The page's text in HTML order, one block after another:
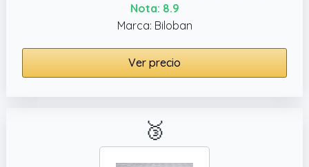
Nota: 8.9
Marca: Biloban
Ver precio
🥉